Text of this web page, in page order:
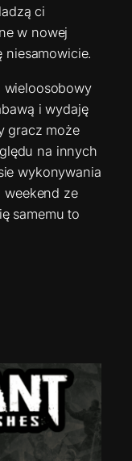
ci
w nowej
wieloosobowy
i wydaję
gracz może
na innych
wykonywania
weekend ze
samemu to